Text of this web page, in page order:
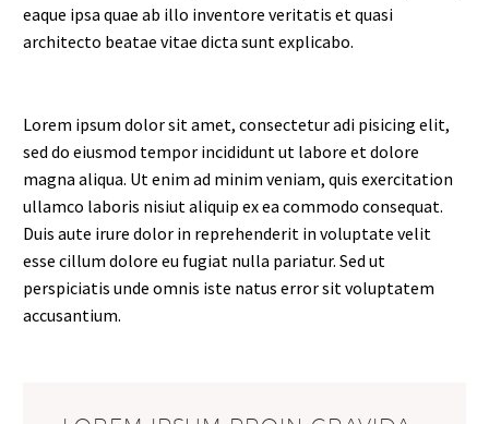
eaque ipsa quae ab illo inventore veritatis et quasi
architecto beatae vitae dicta sunt explicabo.
Lorem ipsum dolor sit amet, consectetur adi pisicing elit,
sed do eiusmod tempor incididunt ut labore et dolore
magna aliqua. Ut enim ad minim veniam, quis exercitation
ullamco laboris nisiut aliquip ex ea commodo consequat.
Duis aute irure dolor in reprehenderit in voluptate velit
esse cillum dolore eu fugiat nulla pariatur. Sed ut
perspiciatis unde omnis iste natus error sit voluptatem
accusantium.